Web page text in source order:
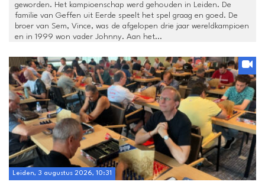
geworden. Het kampioenschap werd gehouden in Leiden. De
familie van Geffen uit Eerde speelt het spel graag en goed. De
broer van Sem, Vince, was de afgelopen drie jaar wereldkampioen
en in 1999 won vader Johnny. Aan het...
Leiden, 3 augustus 2026, 10:31